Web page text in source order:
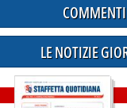
LE NOTIZIE